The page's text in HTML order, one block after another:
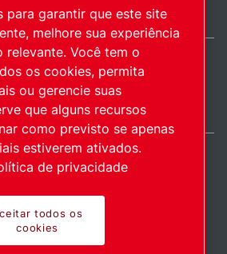
cookies© 2026 Direitos autorais.
Brazil / PT
inovadores.
para garantir que este site
melhore sua experiência
relevante. Você tem o
os cookies, permita
ou gerencie suas
que alguns recursos
como previsto se apenas
estiverem ativados.
de privacidade
todos os
cookies